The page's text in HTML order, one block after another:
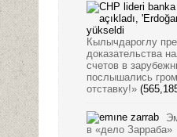
Кылычдароглу
доказательства
счетов в
послышались
отставку!»
в «дело Зарраба»